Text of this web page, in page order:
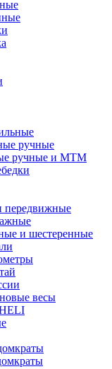
ручные
ручные и МТМ
передвижные
и шестеренные
весы